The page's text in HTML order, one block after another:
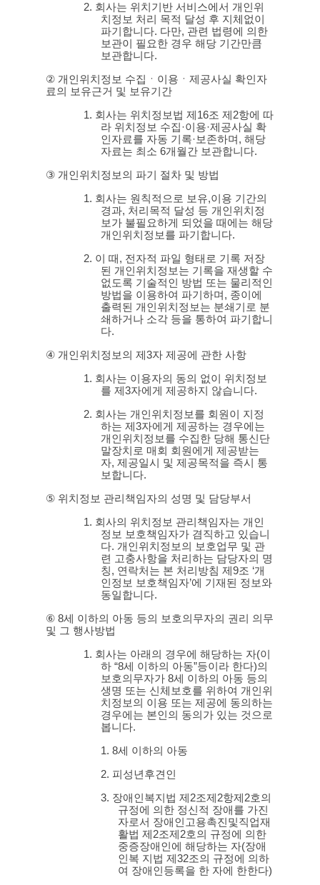
2. 회사는 위치기반 서비스에서 개인위
치정보 처리 목적 달성 후 지체없이
파기합니다. 다만, 관련 법령에 의한
보관이 필요한 경우 해당 기간만큼
보관합니다.
② 개인위치정보 수집ㆍ이용ㆍ제공사실 확인자
료의 보유근거 및 보유기간
1. 회사는 위치정보법 제 16조 제 2항에 따
라 위치정보 수집·이용·제공사실 확
인자료를 자동 기록·보존하며 ,해당
자료는 최소 6개월간 보관합니다.
③ 개인위치정보의 파기 절차 및 방법
1. 회사는 원칙적으로 보유,이용 기간의
경과, 처리목적 달성 등 개인위치정
보가 불필요하게 되었을 때에는 해당
개인위치정보를 파기합니다.
2. 이 때 , 전자적 파일 형태로 기록 저장
된 개인위치정보는 기록을 재생할 수
없도록 기술적인 방법 또는 물리적인
방법을 이용하여 파기하며 , 종이에
출력된 개인위치정보는 분쇄기로 분
쇄하거나 소각 등을 통하여 파기합니
다.
④ 개인위치정보의 제3자 제공에 관한 사항
1. 회사는 이용자의 동의 없이 위치정보
를 제3자에게 제공하지 않습니다.
2. 회사는 개인위치정보를 회원이 지정
하는 제3자에게 제공하는 경우에는
개인위치정보를 수집한 당해 통신단
말장치로 매회 회원에게 제공받는
자,제공일시 및 제공목적을 즉시 통
보합니다.
⑤ 위치정보 관리책임자의 성명 및 담당부서
1. 회사의 위치정보 관리책임자는 개인
정보 보호책임자가 겸직하고 있습니
다. 개인위치정보의 보호업무 및 관
련 고충사항을 처리하는 담당자의 명
칭, 연락처는 본 처리방침 제9조 ‘개
인정보 보호책임자’에 기재된 정보와
동일합니다.
⑥ 8세 이하의 아동 등의 보호의무자의 권리 의무
및 그 행사방법
1. 회사는 아래의 경우에 해당하는 자(이
하 “8세 이하의 아동”등이라 한다)의
보호의무자가 8세 이하의 아동 등의
생명 또는 신체보호를 위하여 개인위
치정보의 이용 또는 제공에 동의하는
경우에는 본인의 동의가 있는 것으로
봅니다.
1.8세 이하의 아동
2. 피성년후견인
3. 장애인복지법 제 2조제 2항제 2호의
규정에 의한 정신적 장애를 가진
자로서 장애인고용촉진및직업재
활법 제 2조제 2호의 규정에 의한
중증장애인에 해당하는 자(장애
인복 지법 제32조의 규정에 의하
여 장애인등록을 한 자에 한한다)